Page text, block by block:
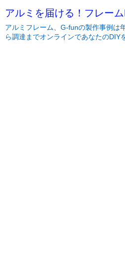
アルミを届ける！フレー
アルミフレーム、G-funの製作事例
ら調達までオンラインであなたのDIY